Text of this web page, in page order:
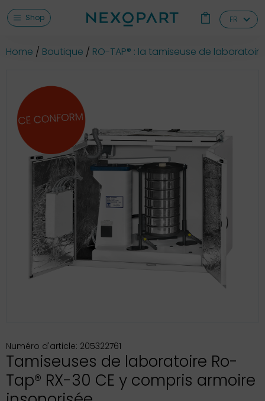
Shop FR
Home Boutique RO-TAP® : la tamiseuse de
Numéro d'article: 205322761
Tamiseuses de laboratoire Ro-
Tap® RX-30 CE y compris armoire